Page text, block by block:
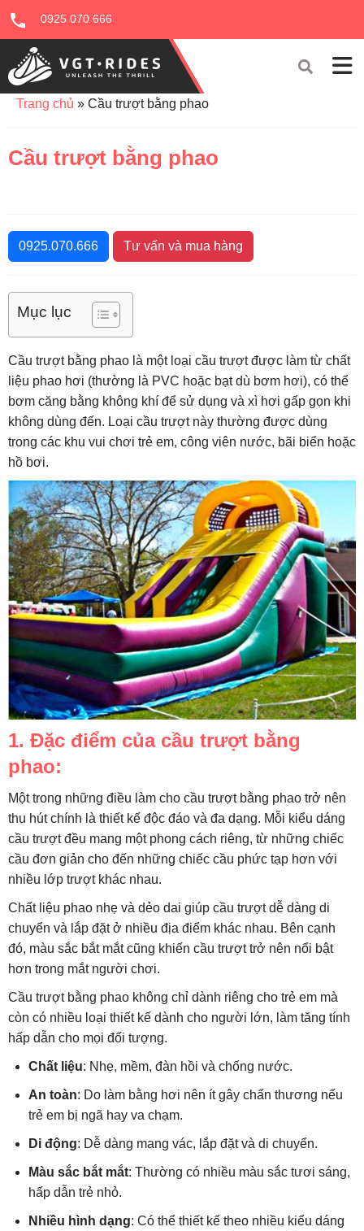
0925 070 666
Trang chủ » Cầu trượt bằng phao
Cầu trượt bằng phao
0925.070.666 Tư vấn và mua hàng
Mục lục
Cầu trượt bằng phao là một loại cầu trượt được làm từ chất
liệu phao hơi (thường là PVC hoặc bạt dù bơm hơi), có thể
bơm căng bằng không khí để sử dụng và xì hơi gấp gọn khi
không dùng đến. Loại cầu trượt này thường được dùng
trong các khu vui chơi trẻ em, công viên nước, bãi biển hoặc
hồ bơi.
1. Đặc điểm của cầu trượt bằng
phao:
Một trong những điều làm cho cầu trượt bằng phao trở nên
thu hút chính là thiết kế độc đáo và đa dạng. Mỗi kiểu dáng
cầu trượt đều mang một phong cách riêng, từ những chiếc
cầu đơn giản cho đến những chiếc cầu phức tạp hơn với
nhiều lớp trượt khác nhau.
Chất liệu phao nhẹ và dẻo dai giúp cầu trượt dễ dàng di
chuyển và lắp đặt ở nhiều địa điểm khác nhau. Bên cạnh
đó, màu sắc bắt mắt cũng khiến cầu trượt trở nên nổi bật
hơn trong mắt người chơi.
Cầu trượt bằng phao không chỉ dành riêng cho trẻ em mà
còn có nhiều loại thiết kế dành cho người lớn, làm tăng tính
hấp dẫn cho mọi đối tượng.
Chất liệu: Nhẹ, mềm, đàn hồi và chống nước.
An toàn: Do làm bằng hơi nên ít gây chấn thương nếu
trẻ em bị ngã hay va chạm.
Di động: Dễ dàng mang vác, lắp đặt và di chuyển.
Màu sắc bắt mắt: Thường có nhiều màu sắc tươi sáng,
hấp dẫn trẻ nhỏ.
Nhiều hình dạng: Có thể thiết kế theo nhiều kiểu dáng